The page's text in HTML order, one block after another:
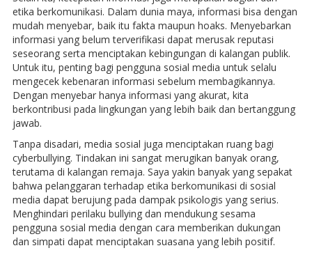
etika berkomunikasi. Dalam dunia maya, informasi bisa dengan
mudah menyebar, baik itu fakta maupun hoaks. Menyebarkan
informasi yang belum terverifikasi dapat merusak reputasi
seseorang serta menciptakan kebingungan di kalangan publik.
Untuk itu, penting bagi pengguna sosial media untuk selalu
mengecek kebenaran informasi sebelum membagikannya.
Dengan menyebar hanya informasi yang akurat, kita
berkontribusi pada lingkungan yang lebih baik dan bertanggung
jawab.
Tanpa disadari, media sosial juga menciptakan ruang bagi
cyberbullying. Tindakan ini sangat merugikan banyak orang,
terutama di kalangan remaja. Saya yakin banyak yang sepakat
bahwa pelanggaran terhadap etika berkomunikasi di sosial
media dapat berujung pada dampak psikologis yang serius.
Menghindari perilaku bullying dan mendukung sesama
pengguna sosial media dengan cara memberikan dukungan
dan simpati dapat menciptakan suasana yang lebih positif.